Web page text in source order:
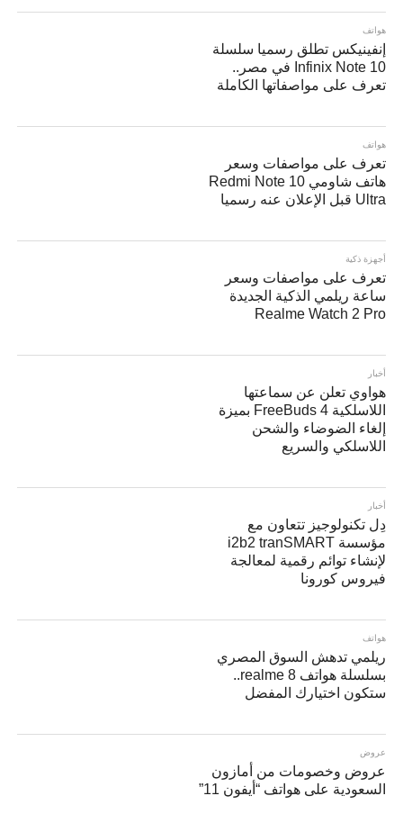
هواتف
إنفينيكس تطلق رسميا سلسلة
Infinix Note 10 في مصر..
تعرف على مواصفاتها الكاملة
هواتف
تعرف على مواصفات وسعر
هاتف شاومي Redmi Note 10
Ultra قبل الإعلان عنه رسميا
أجهزة ذكية
تعرف على مواصفات وسعر
ساعة ريلمي الذكية الجديدة
Realme Watch 2 Pro
أخبار
هواوي تعلن عن سماعتها
اللاسلكية FreeBuds 4 بميزة
إلغاء الضوضاء والشحن
اللاسلكي والسريع
أخبار
دِل تكنولوجيز تتعاون مع
مؤسسة i2b2 tranSMART
لإنشاء توائم رقمية لمعالجة
فيروس كورونا
هواتف
ريلمي تدهش السوق المصري
بسلسلة هواتف realme 8..
ستكون اختيارك المفضل
عروض
عروض وخصومات من أمازون
السعودية على هواتف “أيفون 11”